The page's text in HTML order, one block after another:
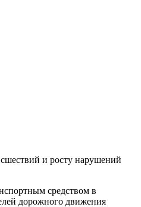
и росту нарушений
средством в
дорожного движения